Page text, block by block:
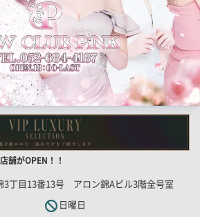
舗がOPEN！！
3丁目13番13号 アロン錦Aビル3階全号室
日曜日